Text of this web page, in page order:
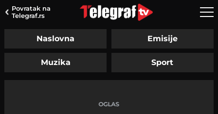
Povratak na
Telegraf.rs
Naslovna Emisije
Muzika Sport